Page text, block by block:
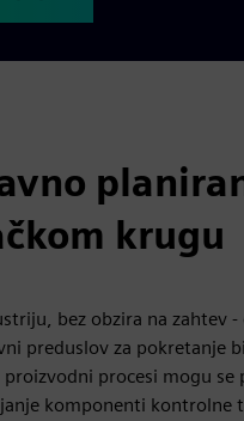
krugu
bez obzira na zahtev -
preduslov za pokretanje
procesi mogu se
komponenti kontrolne